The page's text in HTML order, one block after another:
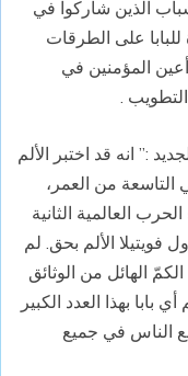
الذين شاركوا في
على الطرقات
المؤمنين في
.
:” انه قد اختبر الألم
التاسعة من العمر،
العالمية الثانية
الألم بحق. لم
الهائل من الوثائق
بابا بهذا العدد الكبير
الناس في جميع